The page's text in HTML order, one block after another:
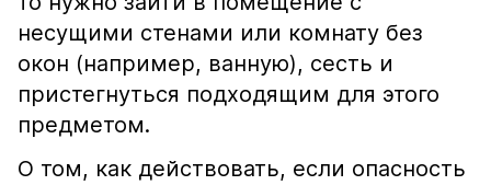
несущими стенами или комнату без
окон (например, ванную), сесть и
пристегнуться подходящим для этого
предметом.
О том, как действовать, если опасность